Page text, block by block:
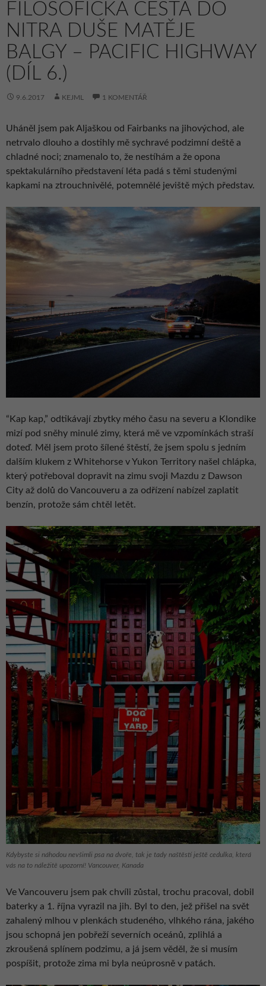
FILOSOFICKÁ CESTA DO
NITRA DUŠE MATĚJE
BALGY – PACIFIC HIGHWAY
(DÍL 6.)
9.6.2017 KEJML 1 KOMENTÁŘ
Uháněl jsem pak Aljaškou od Fairbanks na jihovýchod, ale
netrvalo dlouho a dostihly mě sychravé podzimní deště a
chladné noci; znamenalo to, že nestíhám a že opona
spektakulárního představení léta padá s těmi studenými
kapkami na ztrouchnivělé, potemnělé jeviště mých představ.
“Kap kap,” odtikávají zbytky mého času na severu a Klondike
mizí pod sněhy minulé zimy, která mě ve vzpomínkách straší
doteď. Měl jsem proto šílené štěstí, že jsem spolu s jedním
dalším klukem z Whitehorse v Yukon Territory našel chlápka,
který potřeboval dopravit na zimu svoji Mazdu z Dawson
City až dolů do Vancouveru a za odřízení nabízel zaplatit
benzín, protože sám chtěl letět.
Kdybyste si náhodou nevšimli psa na dvoře, tak je tady naštěstí ještě cedulka, která
vás na to náležitě upozorní! Vancouver, Kanada
Ve Vancouveru jsem pak chvíli zůstal, trochu pracoval, dobil
baterky a 1. října vyrazil na jih. Byl to den, jež přišel na svět
zahalený mlhou v plenkách studeného, vlhkého rána, jakého
jsou schopná jen pobřeží severních oceánů, zplihlá a
zkroušená splínem podzimu, a já jsem věděl, že si musím
pospíšit, protože zima mi byla neúprosně v patách.